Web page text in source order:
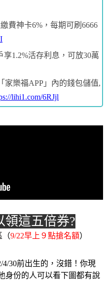
費神卡6%，每期可刷6666
享1.2%活存利息，可放30萬
家樂福APP」內的錢包儲值,
lihi1.com/6RJjl
領這五倍券?
（9/22早上９點搶名額）
30前出生的，沒錯！你現
身份的人可以看下圖都有說